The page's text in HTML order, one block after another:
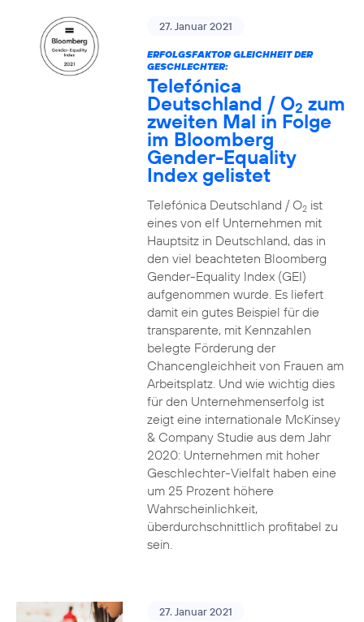
27. Januar 2021
ERFOLGSFAKTOR GLEICHHEIT DER
GESCHLECHTER:
Telefónica
Deutschland / O2 zum
zweiten Mal in Folge
im Bloomberg
Gender-Equality
Index gelistet
Telefónica Deutschland / O2ist
eines von elf Unternehmen mit
Hauptsitz in Deutschland, das in
den viel beachteten Bloomberg
Gender-Equality Index (GEI)
aufgenommen wurde. Es liefert
damit ein gutes Beispiel für die
transparente, mit Kennzahlen
belegte Förderung der
Chancengleichheit von Frauen am
Arbeitsplatz. Und wie wichtig dies
für den Unternehmenserfolg ist
zeigt eine internationale McKinsey
& Company Studie aus dem Jahr
2020: Unternehmen mit hoher
Geschlechter-Vielfalt haben eine
um 25 Prozent höhere
Wahrscheinlichkeit,
überdurchschnittlich profitabel zu
sein.
27. Januar 2021